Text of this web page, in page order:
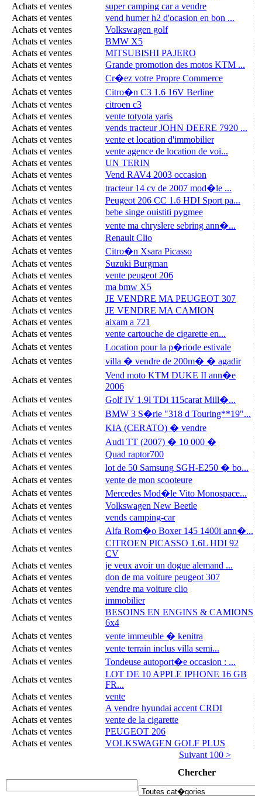
Achats et ventes
super camping car a vendre
Achats et ventes
vend humer h2 d'ocasion en bon ...
Achats et ventes
Volkswagen golf
Achats et ventes
BMW X5
Achats et ventes
MITSUBISHI PAJERO
Achats et ventes
Grande promotion des motos KTM ...
Achats et ventes
Cr�ez votre Propre Commerce
Achats et ventes
Citro�n C3 1.6 16V Berline
Achats et ventes
citroen c3
Achats et ventes
vente totyota yaris
Achats et ventes
vends tracteur JOHN DEERE 7920 ...
Achats et ventes
vente et location d'immobilier
Achats et ventes
vente agence de location de voi...
Achats et ventes
UN TERIN
Achats et ventes
Vend RAV4 2003 occasion
Achats et ventes
tracteur 14 cv de 2007 mod�le ...
Achats et ventes
Peugeot 206 CC 1.6 HDI Sport pa...
Achats et ventes
bebe singe ouistiti pygmee
Achats et ventes
vente ma chryslere sebring ann�...
Achats et ventes
Renault Clio
Achats et ventes
Citro�n Xsara Picasso
Achats et ventes
Suzuki Burgman
Achats et ventes
vente peugeot 206
Achats et ventes
ma bmw X5
Achats et ventes
JE VENDRE MA PEUGEOT 307
Achats et ventes
JE VENDRE MA CAMION
Achats et ventes
aixam a 721
Achats et ventes
vente cartouche de cigarette en...
Achats et ventes
Location pour la p�riode estivale
Achats et ventes
villa � vendre de 200m� � agadir
Achats et ventes
Vend moto KTM DUKE II ann�e
2006
Achats et ventes
Golf IV 1.9l TDi 115carat Mill�...
Achats et ventes
BMW 3 S�rie "318 d Touring**19"...
Achats et ventes
KIA (CERATO) � vendre
Achats et ventes
Audi TT (2007) � 10 000 �
Achats et ventes
Quad raptor700
Achats et ventes
lot de 50 Samsung SGH-E250 � bo...
Achats et ventes
vente de mon scooteure
Achats et ventes
Mercedes Mod�le Vito Monospace...
Achats et ventes
Volkswagen New Beetle
Achats et ventes
vends camping-car
Achats et ventes
Alfa Rom�o Boxer 145 1400i ann�...
Achats et ventes
CITROEN PICASSO 1.6L HDI 92
CV
Achats et ventes
je veux avoir un dogue alemand ...
Achats et ventes
don de ma voiture peugeot 307
Achats et ventes
vendre ma voiture clio
Achats et ventes
immobilier
Achats et ventes
BESOINS EN ENGINS & CAMIONS
6x4
Achats et ventes
vente immeuble � kenitra
Achats et ventes
vente terrain inclus villa semi...
Achats et ventes
Tondeuse autoport�e occasion : ...
Achats et ventes
LOT DE 10 APPLE IPHONE 16 GB
FR...
Achats et ventes
vente
Achats et ventes
A vendre hyundai accent CRDI
Achats et ventes
vente de la cigarette
Achats et ventes
PEUGEOT 206
Achats et ventes
VOLKSWAGEN GOLF PLUS
Suivant 100 >
Chercher